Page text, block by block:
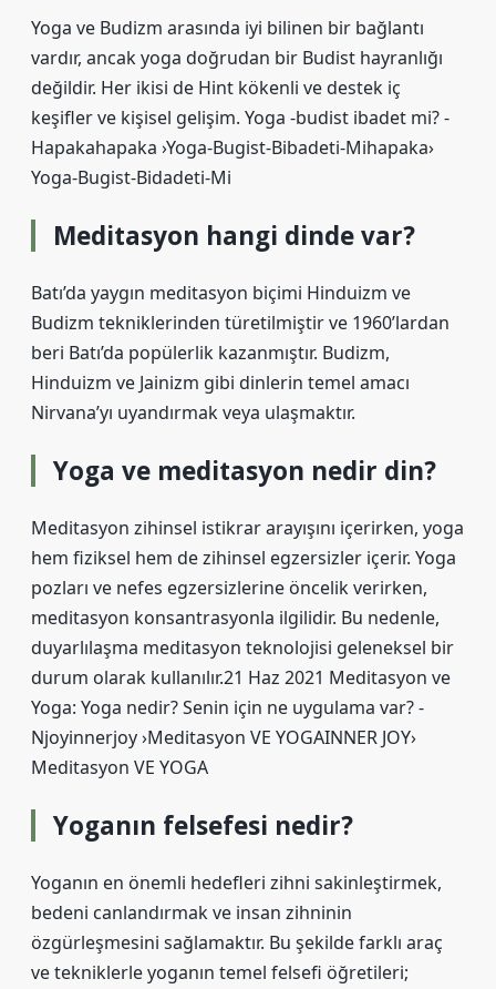
Yoga ve Budizm arasında iyi bilinen bir bağlantı
vardır, ancak yoga doğrudan bir Budist hayranlığı
değildir. Her ikisi de Hint kökenli ve destek iç
keşifler ve kişisel gelişim. Yoga -budist ibadet mi? -
Hapakahapaka ›Yoga-Bugist-Bibadeti-Mihapaka›
Yoga-Bugist-Bidadeti-Mi
Meditasyon hangi dinde var?
Batı’da yaygın meditasyon biçimi Hinduizm ve
Budizm tekniklerinden türetilmiştir ve 1960’lardan
beri Batı’da popülerlik kazanmıştır. Budizm,
Hinduizm ve Jainizm gibi dinlerin temel amacı
Nirvana’yı uyandırmak veya ulaşmaktır.
Yoga ve meditasyon nedir din?
Meditasyon zihinsel istikrar arayışını içerirken, yoga
hem fiziksel hem de zihinsel egzersizler içerir. Yoga
pozları ve nefes egzersizlerine öncelik verirken,
meditasyon konsantrasyonla ilgilidir. Bu nedenle,
duyarlılaşma meditasyon teknolojisi geleneksel bir
durum olarak kullanılır.21 Haz 2021 Meditasyon ve
Yoga: Yoga nedir? Senin için ne uygulama var? -
Njoyinnerjoy ›Meditasyon VE YOGAINNER JOY›
Meditasyon VE YOGA
Yoganın felsefesi nedir?
Yoganın en önemli hedefleri zihni sakinleştirmek,
bedeni canlandırmak ve insan zihninin
özgürleşmesini sağlamaktır. Bu şekilde farklı araç
ve tekniklerle yoganın temel felsefi öğretileri;